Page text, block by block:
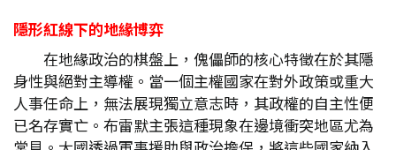
隱形紅線下的地緣博弈
在地緣政治的棋盤上，傀儡師的核心特徵在於其隱
身性與絕對主導權。當一個主權國家在對外政策或重大
人事任命上，無法展現獨立意志時，其政權的自主性便
已名存實亡。布雷默主張這種現象在邊境衝突地區尤為